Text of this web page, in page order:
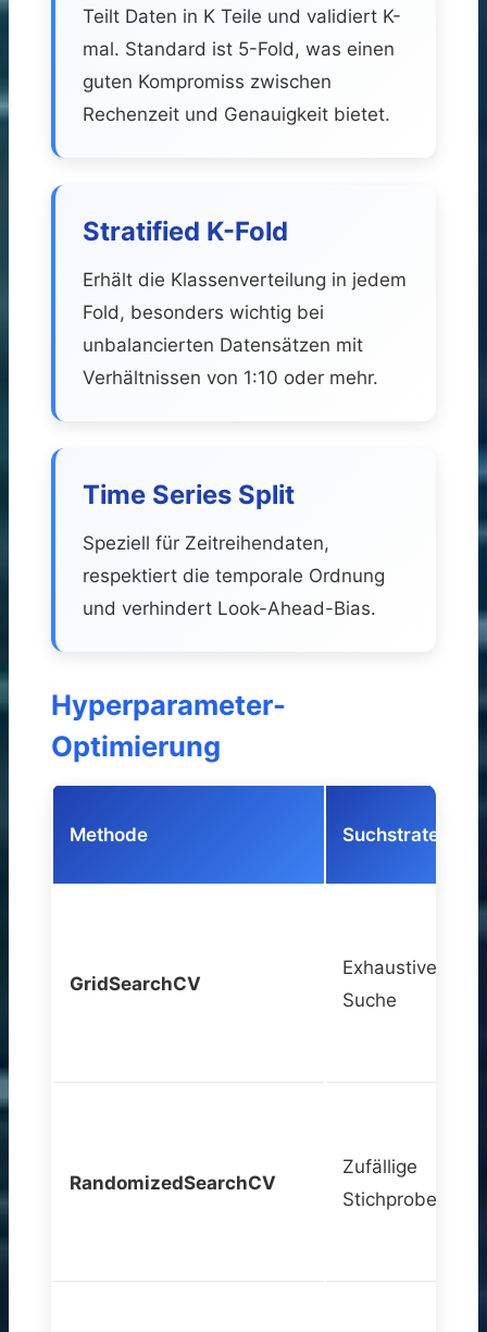
Teilt Daten in K Teile und validiert K-
mal. Standard ist 5-Fold, was einen
guten Kompromiss zwischen
Rechenzeit und Genauigkeit bietet.
Stratified K-Fold
Erhält die Klassenverteilung in jedem
Fold, besonders wichtig bei
unbalancierten Datensätzen mit
Verhältnissen von 1:10 oder mehr.
Time Series Split
Speziell für Zeitreihendaten,
respektiert die temporale Ordnung
und verhindert Look-Ahead-Bias.
Hyperparameter-
Optimierung
Methode Suchstrategie
GridSearchCV
Exhaustive
Suche
RandomizedSearchCV
Zufällige
Stichproben